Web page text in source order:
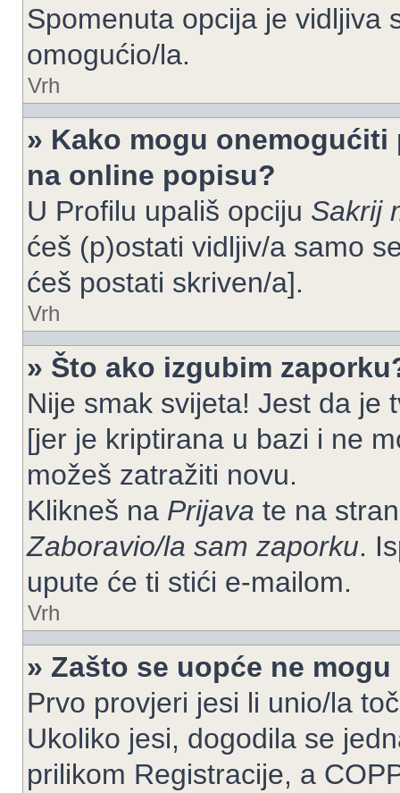
Spomenuta opcija je vidljiva
omogućio/la.
Vrh
» Kako mogu
na online popisu?
U Profilu upališ opciju Sakrij
ćeš (p)ostati vidljiv/a samo
ćeš postati skriven/a].
Vrh
» Što ako izgubim
Nije smak svijeta! Jest da je
[jer je kriptirana u bazi i ne
možeš zatražiti novu.
Klikneš na Prijava te na
Zaboravio/la sam zaporku.
upute će ti stići e-mailom.
Vrh
» Zašto se uopće ne
Prvo provjeri jesi li unio/la
Ukoliko jesi, dogodila se
prilikom Registracije, a